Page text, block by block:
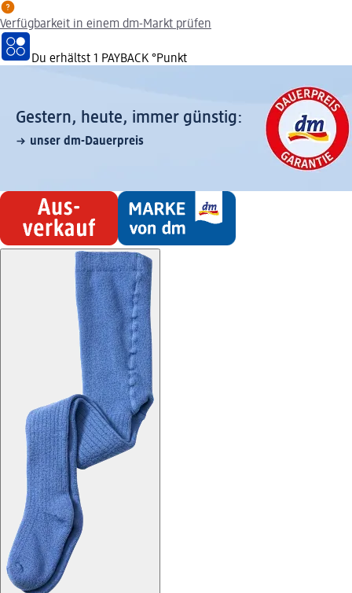
Verfügbarkeit in einem dm-Markt prüfen
Du erhältst 1 PAYBACK °Punkt
Gestern, heute, immer günstig:
unser dm-Dauerpreis